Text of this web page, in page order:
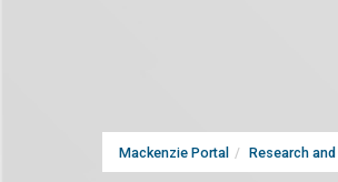
Mackenzie Portal Research